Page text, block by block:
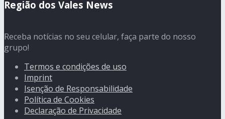
Região dos Vales News
Receba notícias no seu celular, faça parte do nosso
grupo!
Termos e condições de uso
Imprint
Isenção de Responsabilidade
Política de Cookies
Declaração de Privacidade